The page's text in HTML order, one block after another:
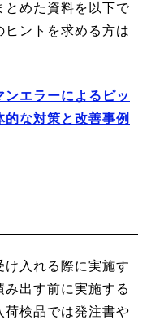
とめた資料を以下で
ントを求める方は
ンエラーによるピッ
な対策と改善事例
け入れる際に実施す
み出す前に実施する
荷検品では発注書や